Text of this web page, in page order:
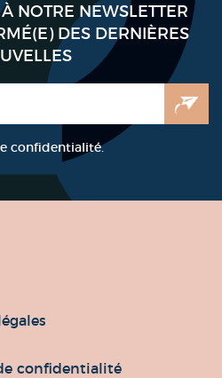
NOTRE NEWSLETTER
DES DERNIÈRES
confidentialité.
confidentialité